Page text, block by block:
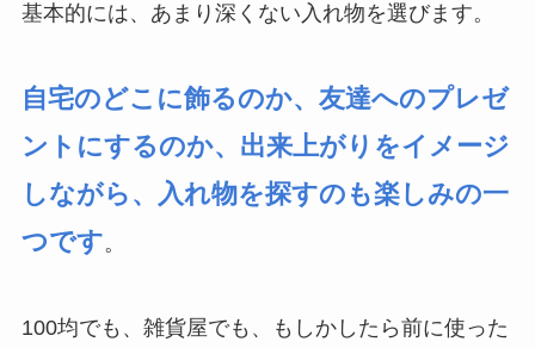
基本的には、あまり深くない入れ物を選びます。
自宅のどこに飾るのか、友達へのプレゼ
ントにするのか、出来上がりをイメージ
しながら、入れ物を探すのも楽しみの一
つです。
100均でも、雑貨屋でも、もしかしたら前に使った